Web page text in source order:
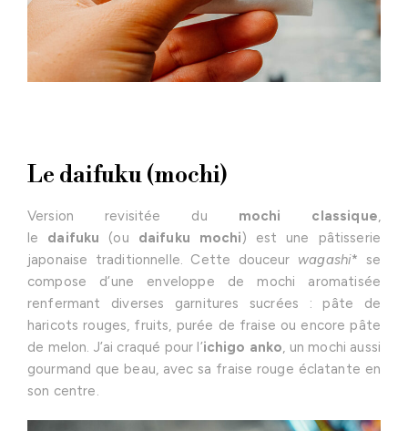
Le daifuku (mochi)
Version revisitée du mochi classique,
le daifuku (ou daifuku mochi) est une pâtisserie
japonaise traditionnelle. Cette douceur wagashi* se
compose d’une enveloppe de mochi aromatisée
renfermant diverses garnitures sucrées : pâte de
haricots rouges, fruits, purée de fraise ou encore pâte
de melon. J’ai craqué pour l’ichigo anko, un mochi aussi
gourmand que beau, avec sa fraise rouge éclatante en
son centre.